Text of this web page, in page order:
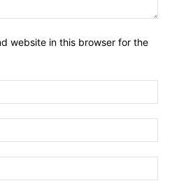
website in this browser for the